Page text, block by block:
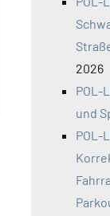
2026
POL-
und
POL-